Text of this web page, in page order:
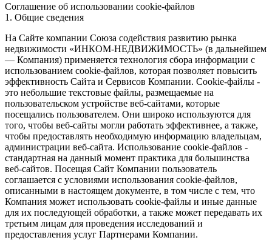
Соглашение об использовании cookie-файлов
1. Общие сведения
На Сайте компании Союза содействия развитию рынка
недвижимости «ИНКОМ-НЕДВИЖИМОСТЬ» (в дальнейшем
— Компания) применяется технология сбора информации с
использованием cookie-файлов, которая позволяет повысить
эффективность Сайта и Сервисов Компании. Сookie-файлы -
это небольшие текстовые файлы, размещаемые на
пользовательском устройстве веб-сайтами, которые
посещались пользователем. Они широко используются для
того, чтобы веб-сайты могли работать эффективнее, а также,
чтобы предоставлять необходимую информацию владельцам,
администрации веб-сайта. Использование cookie-файлов -
стандартная на данный момент практика для большинства
веб-сайтов. Посещая Сайт Компании пользователь
соглашается с условиями использования cookie-файлов,
описанными в настоящем документе, в том числе с тем, что
Компания может использовать cookie-файлы и иные данные
для их последующей обработки, а также может передавать их
третьим лицам для проведения исследований и
предоставления услуг Партнерами Компании.